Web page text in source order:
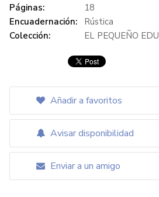
Páginas:
18
Encuadernación:
Rústica
Colección:
EL PEQUEÑO EDU
Añadir a favoritos
Avisar disponibilidad
Enviar a un amigo